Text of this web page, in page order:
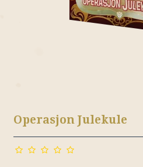
Operasjon Julekule